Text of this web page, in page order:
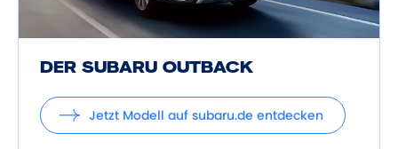
DER SUBARU OUTBACK
Jetzt Modell auf subaru.de entdecken